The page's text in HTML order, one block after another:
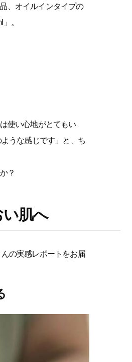
、オイルインタイプの
。
使い心地がとてもい
うな感じです」と、ち
？
肌へ
の実感レポートをお届